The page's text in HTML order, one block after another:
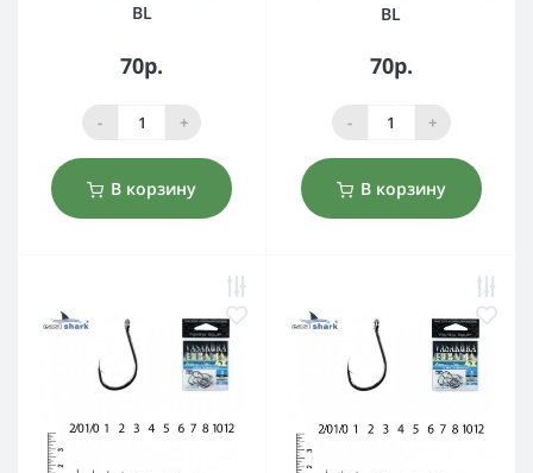
BL
70р.
- +
В корзину
BL
70р.
- +
В корзину